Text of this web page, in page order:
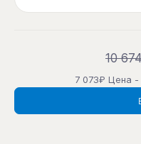
10
7 073₽ Цена -